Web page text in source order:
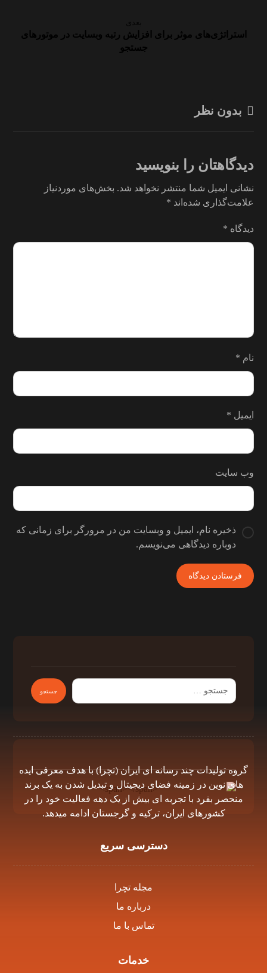
استراتژی‌های موثر برای افزایش رتبه وبسایت در موتورهای
جستجو
بدون نظر
دیدگاهتان را بنویسید
نشانی ایمیل شما منتشر نخواهد شد. بخش‌های موردنیاز
علامت‌گذاری شده‌اند *
دیدگاه *
نام *
ایمیل *
وب‌ سایت
ذخیره نام، ایمیل و وبسایت من در مرورگر برای زمانی که
دوباره دیدگاهی می‌نویسم.
گروه توليدات چند رسانه اى ايران (تچرا) با هدف معرفى ايده
هاى نوين در زمينه فضاى ديجيتال و تبديل شدن به يک برند
منحصر بفرد با تجربه اى بيش از يک دهه فعاليت خود را در
كشورهاى ايران، تركيه و گرجستان ادامه ميدهد.
دسترسی سریع
مجله تچرا
درباره ما
تماس با ما
خدمات